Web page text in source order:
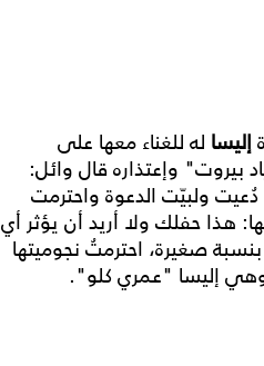
إليسا له للغناء معها على
بيروت" وإعتذاره قال وائل:
دُعيت ولبيّت الدعوة واحترمت
حفلك ولا أريد أن يؤثر أي
صغيرة، احترمتُ نجوميتها
إليسا "عمري كلو".